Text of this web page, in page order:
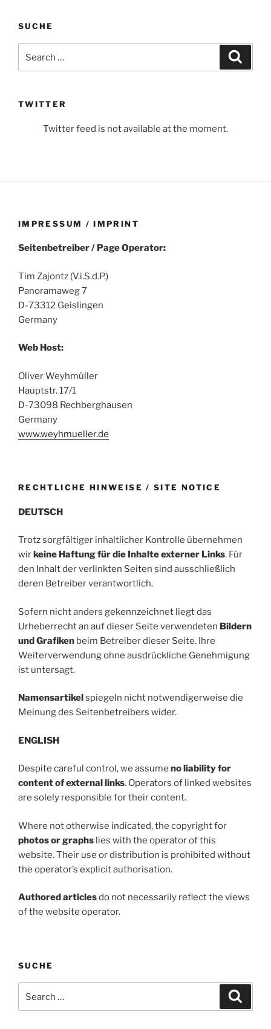
SUCHE
for:
TWITTER
Twitter feed is not available at the moment.
IMPRESSUM / IMPRINT
Seitenbetreiber / Page Operator:
Tim Zajontz (V.i.S.d.P.)
Panoramaweg 7
D-73312 Geislingen
Germany
Web Host:
Oliver Weyhmüller
Hauptstr. 17/1
D-73098 Rechberghausen
Germany
www.weyhmueller.de
RECHTLICHE HINWEISE / SITE NOTICE
DEUTSCH
Trotz sorgfältiger inhaltlicher Kontrolle übernehmen
wirkeine Haftung für die Inhalte externer Links. Für
den Inhalt der verlinkten Seiten sind ausschließlich
deren Betreiber verantwortlich.
Sofern nicht anders gekennzeichnet liegt das
Urheberrecht an auf dieser Seite verwendeten Bildern
und Grafiken beim Betreiber dieser Seite. Ihre
Weiterverwendung ohne ausdrückliche Genehmigung
ist untersagt.
Namensartikelspiegeln nicht notwendigerweise die
Meinung des Seitenbetreibers wider.
ENGLISH
Despite careful control, we assume no liability for
content of external links. Operators of linked websites
are solely responsible for their content.
Where not otherwise indicated, the copyright for
photos or graphs lies with the operator of this
website. Their use or distribution is prohibited without
the operator’s explicit authorisation.
Authored articlesdo not necessarily reflect the views
of the website operator.
SUCHE
for: